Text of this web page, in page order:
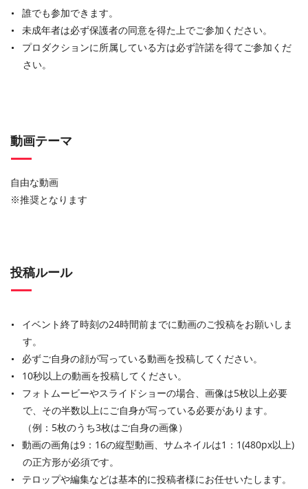
誰でも参加できます。
未成年者は必ず保護者の同意を得た上でご参加ください。
プロダクションに所属している方は必ず許諾を得てご参加くだ
さい。
動画テーマ
自由な動画
※推奨となります
投稿ルール
イベント終了時刻の24時間前までに動画のご投稿をお願いしま
す。
必ずご自身の顔が写っている動画を投稿してください。
10秒以上の動画を投稿してください。
フォトムービーやスライドショーの場合、画像は5枚以上必要
で、その半数以上にご自身が写っている必要があります。
（例：5枚のうち3枚はご自身の画像）
動画の画角は9：16の縦型動画、サムネイルは1：1(480px以上)
の正方形が必須です。
テロップや編集などは基本的に投稿者様にお任せいたします。